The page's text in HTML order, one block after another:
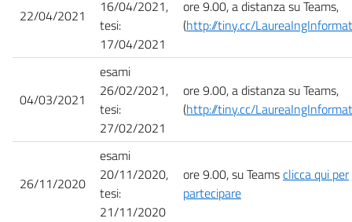
22/04/2021
16/04/2021,
tesi:
17/04/2021
ore 9.00, a distanza su Teams,
(http://tiny.cc/
04/03/2021
esami
26/02/2021,
tesi:
27/02/2021
ore 9.00, a distanza su Teams,
(http://tiny.cc/
26/11/2020
esami
20/11/2020,
tesi:
21/11/2020
ore 9.00, su Teamsclicca qui per
partecipare